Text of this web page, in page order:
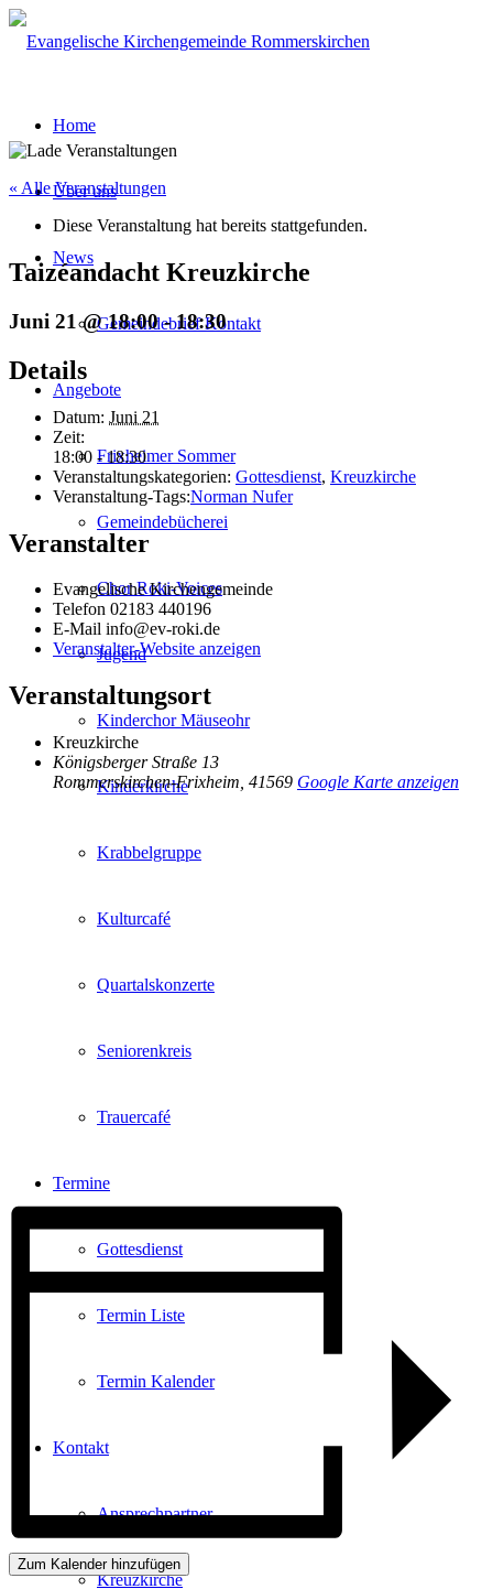
Home
Über uns
News
Gemeindebrief Kontakt
Angebote
Frixheimer Sommer
Gemeindebücherei
Chor Roki-Voices
Jugend
Kinderchor Mäuseohr
Kinderkirche
Krabbelgruppe
Kulturcafé
Quartalskonzerte
Seniorenkreis
Trauercafé
Termine
Gottesdienst
Termin Liste
Termin Kalender
Kontakt
Ansprechpartner
Kreuzkirche
« Alle Veranstaltungen
Diese Veranstaltung hat bereits stattgefunden.
Taizéandacht Kreuzkirche
Juni 21 @ 18:00-18:30
Details
Datum: Juni 21
Zeit:
18:00 - 18:30
Veranstaltungskategorien: Gottesdienst, Kreuzkirche
Veranstaltung-Tags:Norman Nufer
Veranstalter
Evangelische Kirchengemeinde
Telefon 02183 440196
E-Mail info@ev-roki.de
Veranstalter-Website anzeigen
Veranstaltungsort
Kreuzkirche
Königsberger Straße 13
Rommerskirchen-Frixheim 41569 Google Karte anzeigen
Zum Kalender hinzufügen